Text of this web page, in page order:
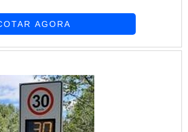
divulgação de seus produtos e
variedade de materiais como
AGORA